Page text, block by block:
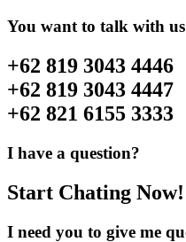
You want to talk with
+62 819 3043 4446
+62 819 3043 4447
+62 821 6155 3333
I have a question?
Start Chating Now!
I need you to give me